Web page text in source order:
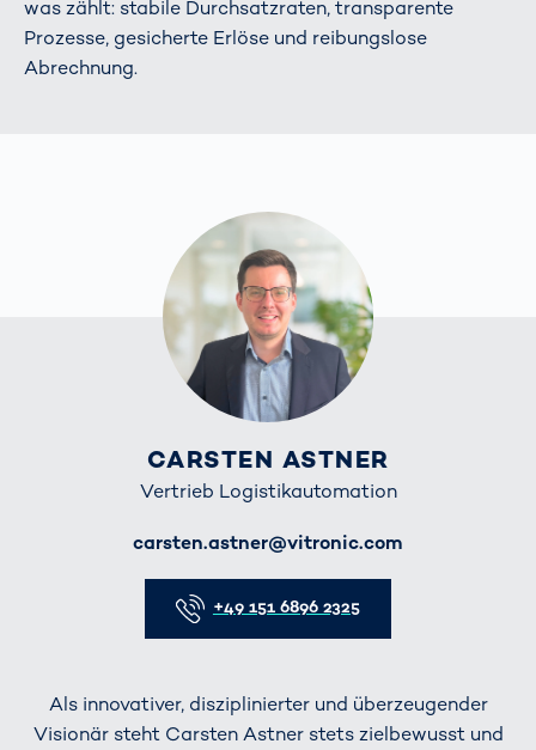
was zählt: stabile Durchsatzraten, transparente
Prozesse, gesicherte Erlöse und reibungslose
Abrechnung.
CARSTEN ASTNER
Vertrieb Logistikautomation
carsten.astner@vitronic.com
+49 151 6896 2325
Als innovativer, disziplinierter und überzeugender
Visionär steht Carsten Astner stets zielbewusst und